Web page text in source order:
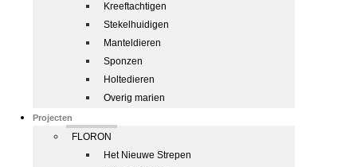
Kreeftachtigen
Stekelhuidigen
Manteldieren
Sponzen
Holtedieren
Overig marien
Projecten
FLORON
Het Nieuwe Strepen